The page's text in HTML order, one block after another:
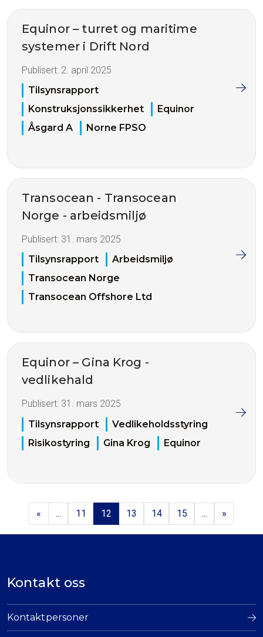
Equinor – turret og maritime
systemer i Drift Nord
Publisert: 2. april 2025
Tilsynsrapport
Konstruksjonssikkerhet
Equinor
Åsgard A
Norne FPSO
Transocean - Transocean
Norge - arbeidsmiljø
Publisert: 31. mars 2025
Tilsynsrapport
Arbeidsmiljø
Transocean Norge
Transocean Offshore Ltd
Equinor – Gina Krog -
vedlikehald
Publisert: 31. mars 2025
Tilsynsrapport
Vedlikeholdsstyring
Risikostyring
Gina Krog Equinor
« ... 11 12 13 14 15 ... »
Kontakt oss
Kontaktpersoner